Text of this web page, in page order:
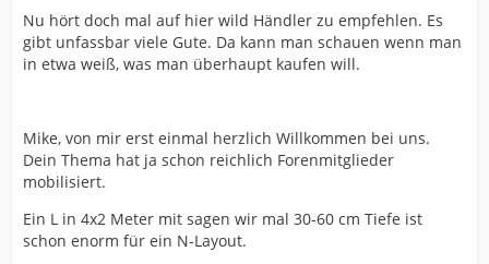
Nu hört doch mal auf hier wild Händler zu empfehlen. Es
gibt unfassbar viele Gute. Da kann man schauen wenn man
in etwa weiß, was man überhaupt kaufen will.
Mike, von mir erst einmal herzlich Willkommen bei uns.
Dein Thema hat ja schon reichlich Forenmitglieder
mobilisiert.
Ein L in 4x2 Meter mit sagen wir mal 30-60 cm Tiefe ist
schon enorm für ein N-Layout.